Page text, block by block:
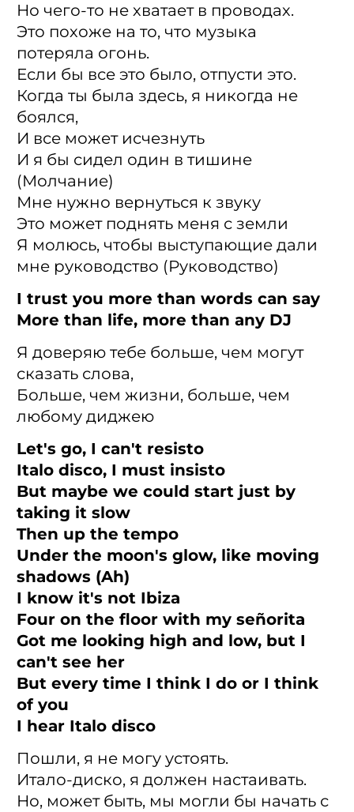
Но чего-то не хватает в проводах.
Это похоже на то, что музыка
потеряла огонь.
Если бы все это было, отпусти это.
Когда ты была здесь, я никогда не
боялся,
И все может исчезнуть
И я бы сидел один в тишине
(Молчание)
Мне нужно вернуться к звуку
Это может поднять меня с земли
Я молюсь, чтобы выступающие дали
мне руководство (Руководство)
I trust you more than words can say
More than life, morе than any DJ
Я доверяю тебе больше, чем могут
сказать слова,
Больше, чем жизни, больше, чем
любому диджею
Let's go, I can't resisto
Italo disco, I must insisto
But maybe we could start just by
taking it slow
Then up the tempo
Under the moon's glow, like moving
shadows (Ah)
I know it's not Ibiza
Four on the floor with my señorita
Got me looking high and low, but I
can't see her
But every time I think I do or I think
of you
I hear Italo disco
Пошли, я не могу устоять.
Итало-диско, я должен настаивать.
Но, может быть, мы могли бы начать с